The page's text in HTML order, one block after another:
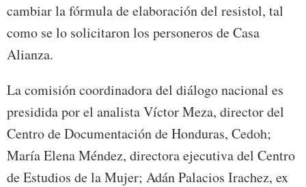
cambiar la fórmula de elaboración del resistol, tal
como se lo solicitaron los personeros de Casa
Alianza.
La comisión coordinadora del diálogo nacional es
presidida por el analista Víctor Meza, director del
Centro de Documentación de Honduras, Cedoh;
María Elena Méndez, directora ejecutiva del Centro
de Estudios de la Mujer; Adán Palacios Irachez, ex